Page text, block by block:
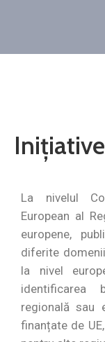
instituțională
Monitorul
Local
La nivelul
European al
europene,
diferite
la nivel
identificarea
regională sau
finanțate de